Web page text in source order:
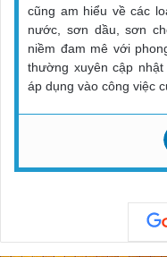
cũng am hiểu về các
nước, sơn dầu, sơn
niềm đam mê với
thường xuyên cập
áp dụng vào công việc